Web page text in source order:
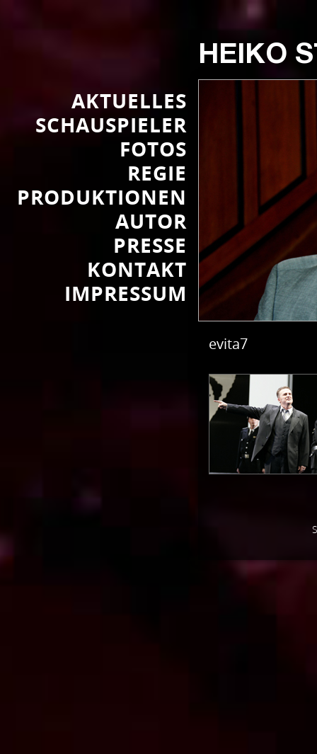
HEIKO
AKTUELLES
SCHAUSPIELER
FOTOS
REGIE
PRODUKTIONEN
AUTOR
PRESSE
KONTAKT
IMPRESSUM
evita7